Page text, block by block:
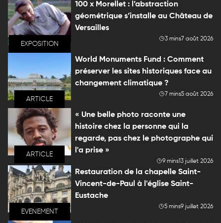
EXPOSITION
100 x Morellet : l’abstraction
géométrique s’installe au Château de
Versailles
3 mins7 août 2026
ARTICLE
World Monuments Fund : Comment
préserver les sites historiques face au
changement climatique ?
7 mins5 août 2026
ARTICLE
« Une belle photo raconte une
histoire chez la personne qui la
regarde, pas chez le photographe qui
l'a prise »
9 mins13 juillet 2026
EVENEMENT
Restauration de la chapelle Saint-
Vincent-de-Paul à l'église Saint-
Eustache
5 mins9 juillet 2026